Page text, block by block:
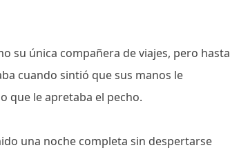
su única compañera de viajes, pero hasta
cuando sintió que sus manos le
que le apretaba el pecho.
una noche completa sin despertarse